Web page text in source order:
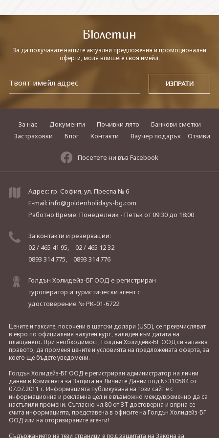
Бюлетин
За да получавате нашите актуални предложения и промоционални
оферти, моля впишете своя имейл.
За нас Документи Почивки лято
Банкови сметки
Застраховки
Блог Контакти Ваучер подарък Отзиви
Посетете ни във Facebook
Адрес: гр. София, ул. Преспа № 6
E-mail: info@goldenholidays-bg.com
Работно Време: Понеделник - Петъкот 09:30 до 18:00
За контакти и резервации:
02 / 465 41 95,
02 / 465 12 32
0893 314 775,
0893 314 776
Голдън Холидейз-БГ ООД е регистриран
туроператор и туристически агент с
удостоверение № РК-01-6722
Цените и таксите, посочени в щатски долари (USD), се преизчисляват
в евро по официалния валутен курс, валиден към датата на
плащането. При необходимост, Голдън Холидейз-БГ ООД си запазва
правото, да променя цените и условията на предложената оферта, за
което ще бъдете уведомени.
Голдън Холидейз-БГ ООД е регистриран администратор на лични
данни в Комисията за Защита на Личните Данни под № 310584 от
07.07.2011 г. Информацията публикувана на този сайт е с
информационна и рекламна цел и е възможно междувременно да са
настъпили промени. Съгласно чл.80 от ЗТ достоверна и вярна се
счита информацията, представена в офисите на Голдън Холидейз-БГ
ООД или на оторизираните агенти!
Съдържанието на тези страници е под защитата на Закона за